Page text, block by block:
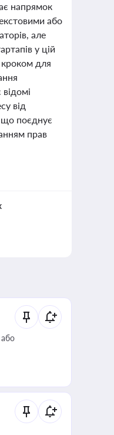
напрямок
або
але
у цій
для
від
що поєднує
прав